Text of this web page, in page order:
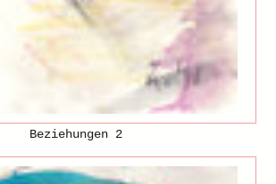
Beziehungen 2